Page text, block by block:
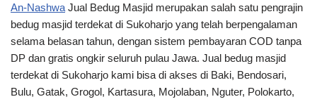
An-Nashwa Jual Bedug Masjid merupakan salah satu pengrajin
bedug masjid terdekat di Sukoharjo yang telah berpengalaman
selama belasan tahun, dengan sistem pembayaran COD tanpa
DP dan gratis ongkir seluruh pulau Jawa. Jual bedug masjid
terdekat di Sukoharjo kami bisa di akses di Baki, Bendosari,
Bulu, Gatak, Grogol, Kartasura, Mojolaban, Nguter, Polokarto,